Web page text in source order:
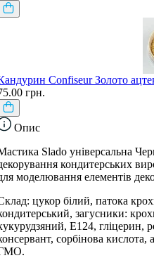
Confiseur Золото
грн.
Опис
Slado універсальна
кондитерських
моделювання елементів
цукор білий, патока
загусники:
Е124, гліцерин,
сорбінова